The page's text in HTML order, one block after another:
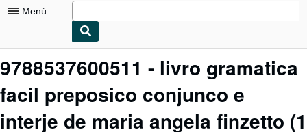
Menú
Mi cuenta
Cerrar sesión
9788537600511 - livro gramatica
facil preposico conjunco e
interje de maria angela finzetto (1